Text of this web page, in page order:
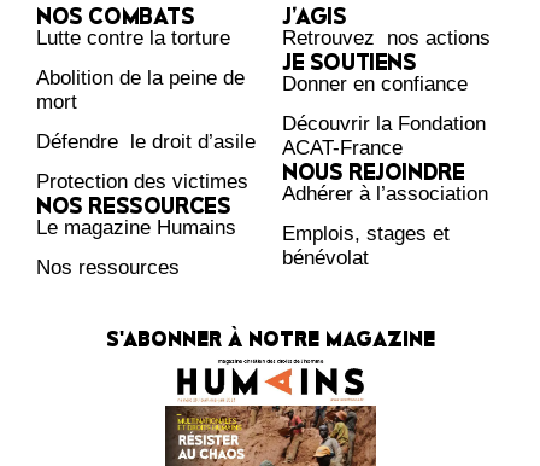
NOS COMBATS
Lutte contre la torture
Abolition de la peine de
mort
Défendre le droit d’asile
Protection des victimes
NOS RESSOURCES
Le magazine Humains
Nos ressources
J’AGIS
Retrouvez nos actions
JE SOUTIENS
Donner en confiance
Découvrir la Fondation
ACAT-France
NOUS REJOINDRE
Adhérer à l’association
Emplois, stages et
bénévolat
S'ABONNER À NOTRE MAGAZINE